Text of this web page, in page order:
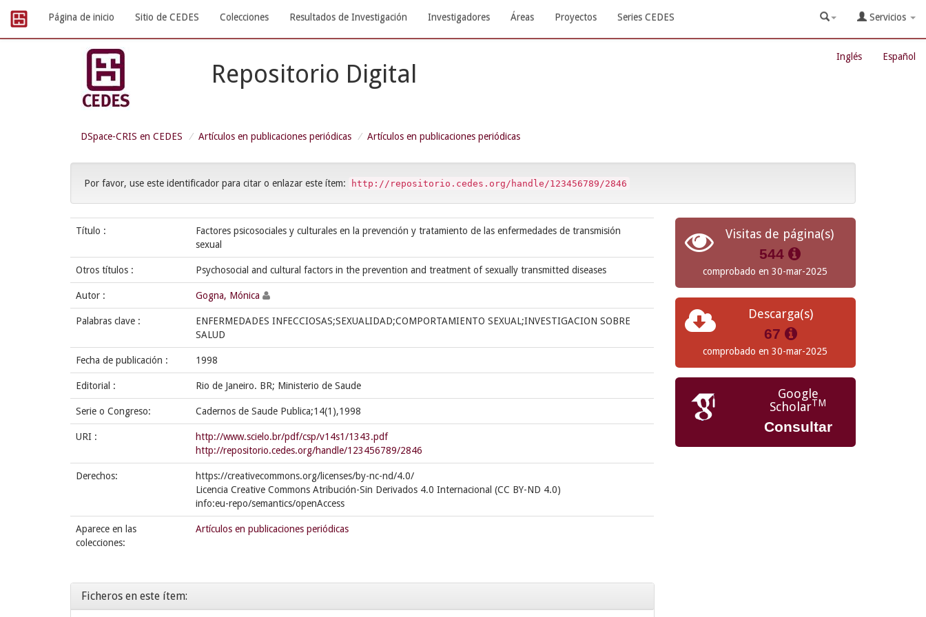
navigation
Página de inicio Sitio de CEDES Colecciones Resultados de Investigación Investigadores Áreas Proyectos Series CEDES Servicios
Inglés Español
Repositorio Digital
DSpace-CRIS en CEDES Artículos en publicaciones periódicas Artículos en publicaciones periódicas
Por favor, use este identificador para citar o enlazar este ítem: http://repositorio.cedes.org/handle/123456789/2846
Título :
Factores psicosociales y culturales en la prevención y tratamiento de las enfermedades de transmisión
sexual
Otros títulos : Psychosocial and cultural factors in the prevention and treatment of sexually transmitted diseases
Autor : Gogna, Mónica
Palabras clave :
ENFERMEDADES INFECCIOSAS;SEXUALIDAD;COMPORTAMIENTO SEXUAL;INVESTIGACION SOBRE
SALUD
Fecha de publicación : 1998
Editorial : Rio de Janeiro. BR; Ministerio de Saude
Serie o Congreso: Cadernos de Saude Publica;14(1),1998
URI :
http://www.scielo.br/pdf/csp/v14s1/1343.pdf
http://repositorio.cedes.org/handle/123456789/2846
Derechos:
https://creativecommons.org/licenses/by-nc-nd/4.0/
Licencia Creative Commons Atribución-Sin Derivados 4.0 Internacional (CC BY-ND 4.0)
info:eu-repo/semantics/openAccess
Aparece en las
colecciones:
Artículos en publicaciones periódicas
Ficheros en este ítem:
Visitas de página(s)
544
comprobado en 30-mar-2025
Descarga(s)
67
comprobado en 30-mar-2025
Google
ScholarTM
Consultar